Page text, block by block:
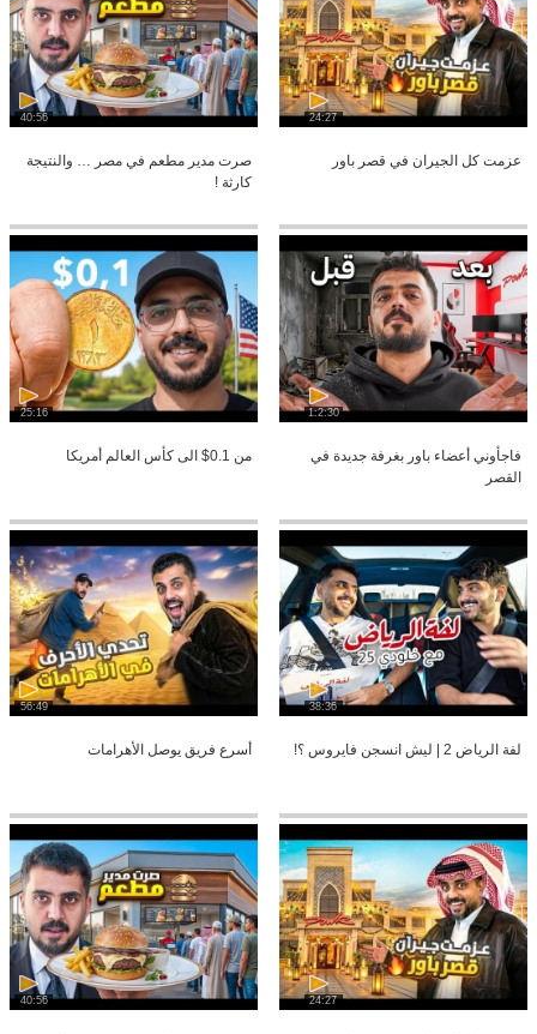
24:27
عزمت كل الجيران في قصر باور
40:56
صرت مدير مطعم في مصر … والنتيجة
كارثة !
1:2:30
فاجأوني أعضاء باور بغرفة جديدة في
القصر
25:16
من 0.1$ الى كأس العالم أمريكا
38:36
لفة الرياض 2 | ليش انسجن فايروس ؟!
56:49
أسرع فريق يوصل الأهرامات
24:27
40:56